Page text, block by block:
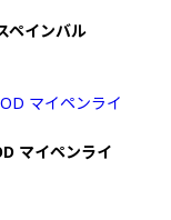
ペインバル
マイペンライ